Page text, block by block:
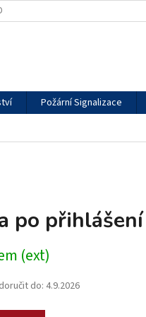
OCHRANY OSOBNÍCH ÚDAJŮ
Požární Signalizace
po přihlášení
(ext)
do: 4.9.2026